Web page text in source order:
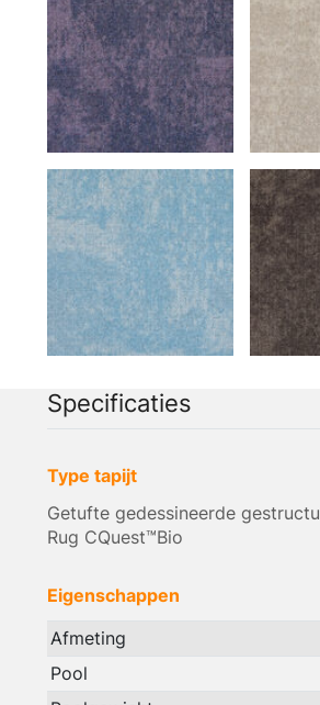
Specificaties
Type tapijt
Getufte gedessineerde
Rug CQuest™Bio
Eigenschappen
Afmeting
Pool